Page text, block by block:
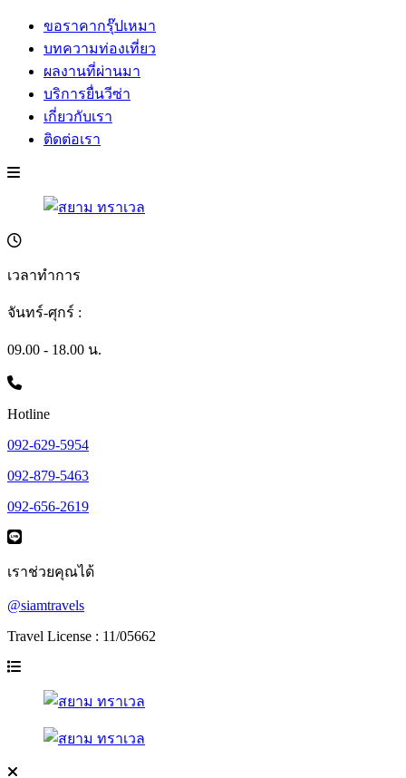
ขอราคากรุ๊ปเหมา
บทความท่องเที่ยว
ผลงานที่ผ่านมา
บริการยื่นวีซ่า
เกี่ยวกับเรา
ติดต่อเรา
เวลาทำการ
จันทร์-ศุกร์ :
09.00 - 18.00 น.
Hotline
092-629-5954
092-879-5463
092-656-2619
เราช่วยคุณได้
@siamtravels
Travel License : 11/05662